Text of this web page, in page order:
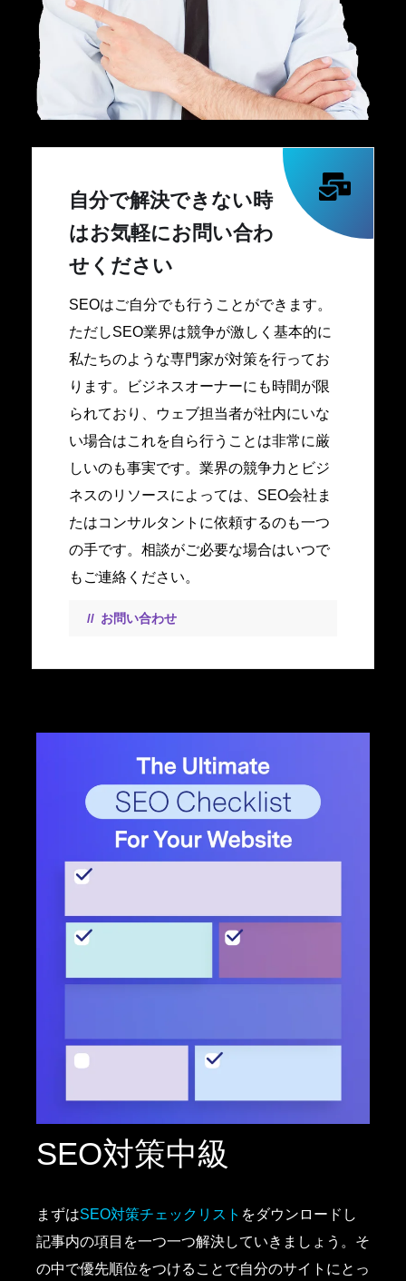
自分で解決できない時
はお気軽にお問い合わ
せください
SEOはご自分でも行うことができます。
ただしSEO業界は競争が激しく基本的に
私たちのような専門家が対策を行ってお
ります。ビジネスオーナーにも時間が限
られており、ウェブ担当者が社内にいな
い場合はこれを自ら行うことは非常に厳
しいのも事実です。業界の競争力とビジ
ネスのリソースによっては、SEO会社ま
たはコンサルタントに依頼するのも一つ
の手です。相談がご必要な場合はいつで
もご連絡ください。
お問い合わせ
SEO対策中級
まずはSEO対策チェックリスト をダウンロードし
記事内の項目を一つ一つ解決していきましょう。そ
の中で優先順位をつけることで自分のサイトにとっ